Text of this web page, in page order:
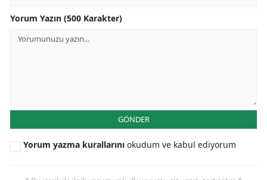
Yorum Yazın (500 Karakter)
GÖNDER
Yorum yazma kurallarını okudum ve kabul ediyorum